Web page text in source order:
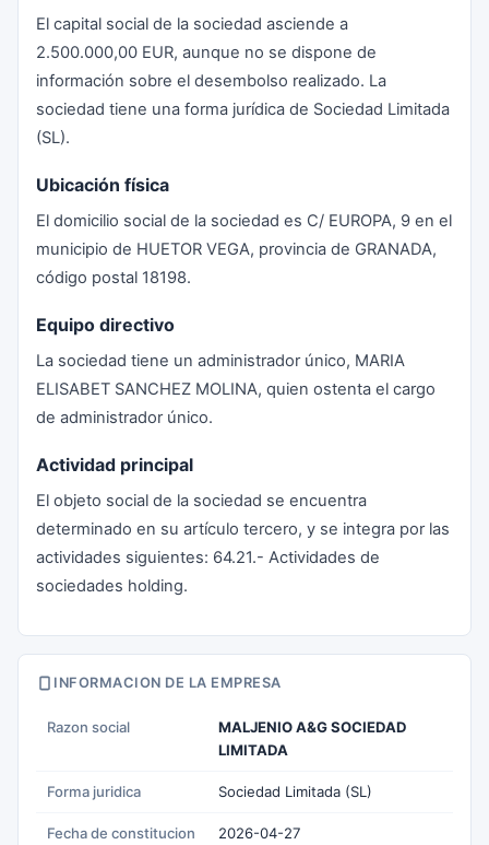
El capital social de la sociedad asciende a
2.500.000,00 EUR, aunque no se dispone de
información sobre el desembolso realizado. La
sociedad tiene una forma jurídica de Sociedad Limitada
(SL).
Ubicación física
El domicilio social de la sociedad es C/ EUROPA, 9 en el
municipio de HUETOR VEGA, provincia de GRANADA,
código postal 18198.
Equipo directivo
La sociedad tiene un administrador único, MARIA
ELISABET SANCHEZ MOLINA, quien ostenta el cargo
de administrador único.
Actividad principal
El objeto social de la sociedad se encuentra
determinado en su artículo tercero, y se integra por las
actividades siguientes: 64.21.- Actividades de
sociedades holding.
INFORMACION DE LA EMPRESA
Razon social
MALJENIO A&G SOCIEDAD
LIMITADA
Forma juridica Sociedad Limitada (SL)
Fecha de constitucion 2026-04-27